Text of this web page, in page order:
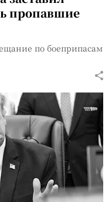
пропавшие
по боеприпасам